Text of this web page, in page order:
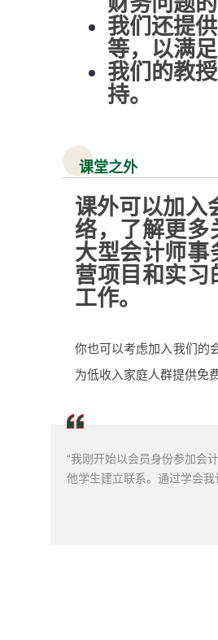
我们还提
等，以满
我们的教
持。
课堂之外
课外可以加
络，了解更多
大型会计师事
营项目和实习
工作。
你也可以考虑加入我们的
为低收入家庭人群提供免
“我刚开始以会员身份参加会
他学生建立联系。通过学会